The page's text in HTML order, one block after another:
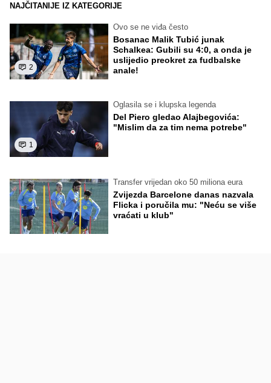
NAJČITANIJE IZ KATEGORIJE
2
Ovo se ne viđa često
Bosanac Malik Tubić junak
Schalkea: Gubili su 4:0, a onda je
uslijedio preokret za fudbalske
anale!
1
Oglasila se i klupska legenda
Del Piero gledao Alajbegovića:
"Mislim da za tim nema potrebe"
Transfer vrijedan oko 50 miliona eura
Zvijezda Barcelone danas nazvala
Flicka i poručila mu: "Neću se više
vraćati u klub"